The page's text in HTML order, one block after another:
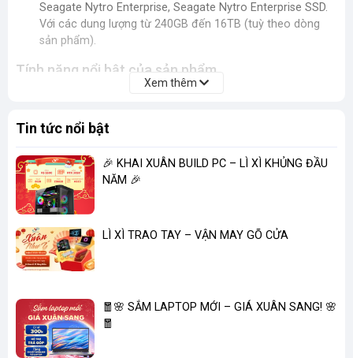
Seagate Nytro Enterprise, Seagate Nytro Enterprise SSD.
Với các dung lượng từ 240GB đến 16TB (tuỳ theo dòng
sản phẩm).
Tính năng nổi bật của sản phẩm
Xem thêm
Tin tức nổi bật
🎉 KHAI XUÂN BUILD PC – LÌ XÌ KHỦNG ĐẦU
NĂM 🎉
LÌ XÌ TRAO TAY – VẬN MAY GÕ CỬA
🧧🌸 SẮM LAPTOP MỚI – GIÁ XUÂN SANG! 🌸
🧧